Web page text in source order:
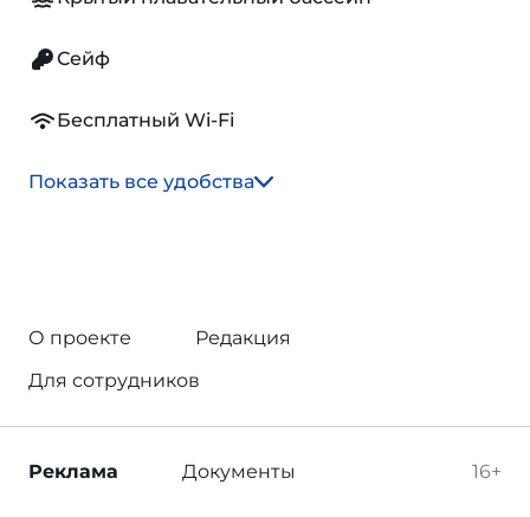
Сейф
Бесплатный Wi-Fi
Показать все удобства
О проекте
Редакция
Для сотрудников
16+
Реклама Документы